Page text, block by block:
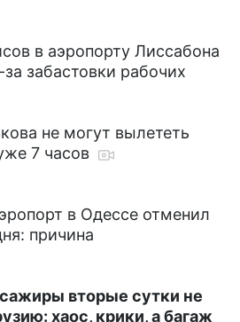
в аэропорту Лиссабона
забастовки рабочих
не могут вылететь
7 часов
в Одессе отменил
причина
вторые сутки не
хаос, крики, а багаж